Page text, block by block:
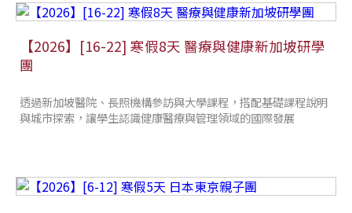
【2026】[16-22] 寒假8天 醫療與健康新加坡研學
團
透過新加坡醫院、長照機構參訪與大學課程，搭配基礎課程說明
與城市探索，讓學生認識健康醫療與管理領域的國際發展